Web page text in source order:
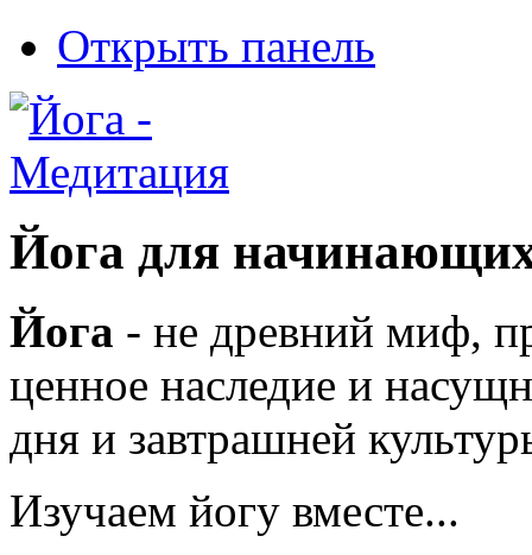
Открыть панель
Йога для
Йога - не древний миф,
ценное наследие и
дня и завтрашней
Изучаем йогу вместе...